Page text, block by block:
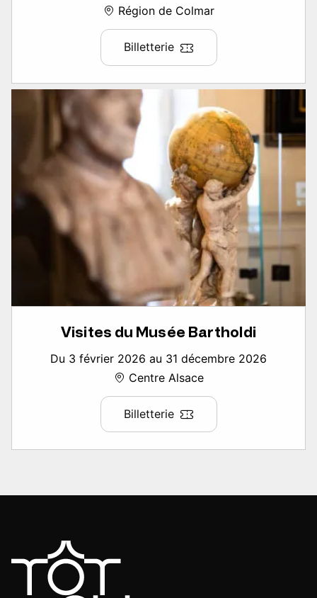
Région de Colmar
Billetterie
Visites du Musée Bartholdi
Du 3 février 2026 au 31 décembre 2026
Centre Alsace
Billetterie